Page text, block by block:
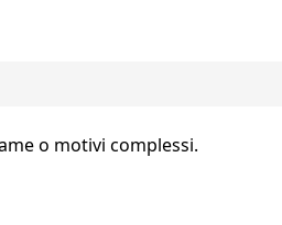
o motivi complessi.